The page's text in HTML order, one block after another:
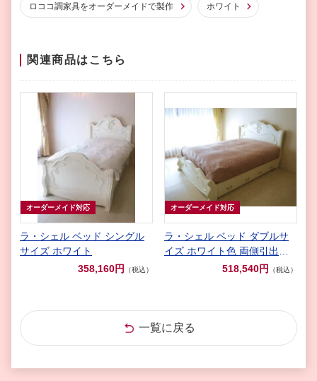
ロココ調家具をオーダーメイドで製作 ホワイト
関連商品はこちら
オーダーメイド対応
ラ・シェル ベッド シングル
サイズ ホワイト
358,160円
（税込）
オーダーメイド対応
ラ・シェル ベッド ダブルサ
イズ ホワイト色 両側引出し
付 エレガンス518,540円 （税込）
一覧に戻る